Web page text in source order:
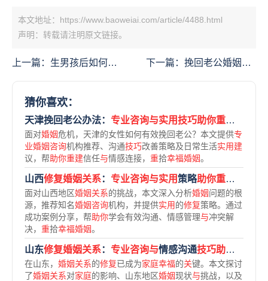
本文地址：https://www.baoweiai.com/article/4488.html
声明：转载请注明原文链接。
上一篇： 生男孩后如何挽
下一篇：挽回老公婚姻的
猜你喜欢：
天津挽回老公办法： 专业咨询与实用技巧助你重建幸福婚姻
面对婚姻危机，天津的女性如何有效挽回老公？本文提供专
业婚姻咨询机构推荐、沟通技巧改善策略及日常生活实用建
议，帮助你重建信任与情感连接， 重拾幸福婚姻。
山西修复婚姻关系： 专业咨询与实用策略助你重拾
面对山西地区婚姻关系的挑战，本文深入分析婚姻问题的根
源，推荐知名婚姻咨询机构，并提供实用的修复策略。通过
成功案例分享，帮助你学会有效沟通、情感管理与冲突解
决， 重拾幸福婚姻。
山东修复婚姻关系： 专业咨询与情感沟通技巧助您
在山东， 婚姻关系的修复已成为家庭幸福的关键。本文探讨
了婚姻关系对家庭的影响、山东地区婚姻现状与挑战，以及